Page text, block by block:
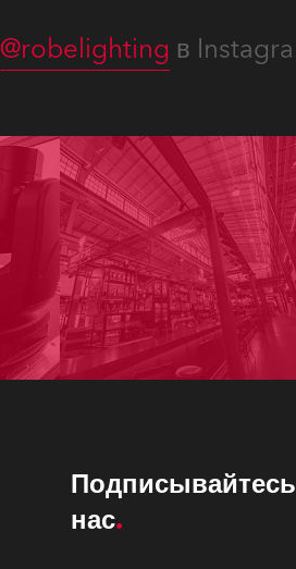
@robelighting в
нас